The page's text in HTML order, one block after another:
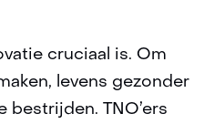
cruciaal is. Om
levens gezonder
bestrijden. TNO’ers